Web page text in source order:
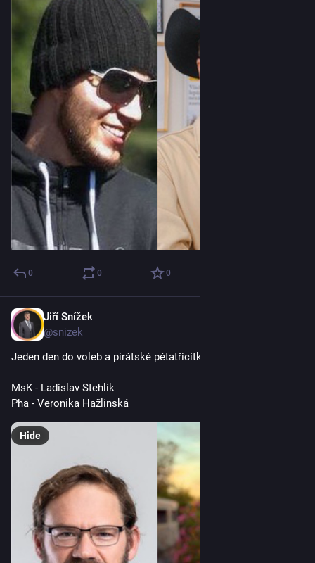
0 0 0
Jiří Snížek
@snizek
Jeden den do voleb a pirátské pětatřicítky:
MsK - Ladislav Stehlík
Pha - Veronika Hažlinská
Hide